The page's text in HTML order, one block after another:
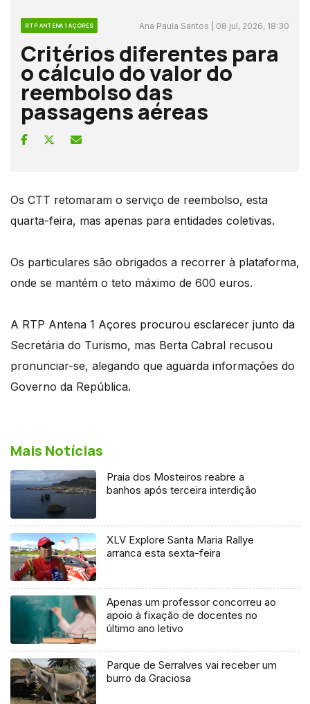
RTP ANTENA 1 AÇORES Ana Paula Santos | 08 jul, 2026, 18:30
Critérios diferentes para
o cálculo do valor do
reembolso das
passagens aéreas
Os CTT retomaram o serviço de reembolso, esta
quarta-feira, mas apenas para entidades coletivas.
Os particulares são obrigados a recorrer à plataforma,
onde se mantém o teto máximo de 600 euros.
A RTP Antena 1 Açores procurou esclarecer junto da
Secretária do Turismo, mas Berta Cabral recusou
pronunciar-se, alegando que aguarda informações do
Governo da República.
Mais Notícias
Praia dos Mosteiros reabre a
banhos após terceira interdição
XLV Explore Santa Maria Rallye
arranca esta sexta-feira
Apenas um professor concorreu ao
apoio à fixação de docentes no
último ano letivo
Parque de Serralves vai receber um
burro da Graciosa